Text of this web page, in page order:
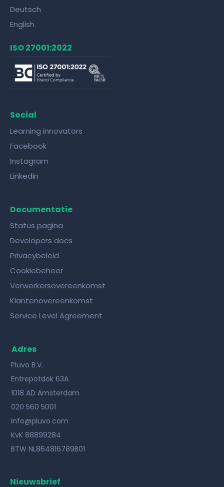
Deutsch
English
ISO 27001:2022
Social
Learning innovators
Facebook
Instagram
Linkedin
Documentatie
Status pagina
Developers docs
Privacybeleid
Cookiebeheer
Verwerkersovereenkomst
Klantenovereenkomst
Service Level Agreement
Adres
Pluvo B.V.
Entrepotdok 63A
1018 AD Amsterdam
020 560 5001
info@pluvo.com
KvK 88899284
BTW NL864816789B01
Nieuwsbrief